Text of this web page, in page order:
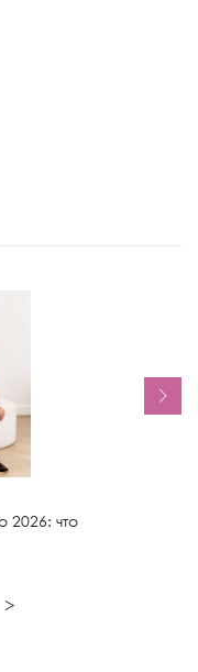
2026: что
>